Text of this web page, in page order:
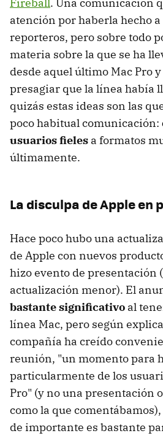
atención por haberla hecho
reporteros, pero sobre todo
materia sobre la que se ha
desde aquel último Mac Pro
presagiar que la línea había
quizás estas ideas son las
poco habitual comunicación:
usuarios fieles a formatos
últimamente.
La disculpa de Apple en
Hace poco hubo una
de Apple con nuevos
hizo evento de presentación
actualización menor). El
bastante significativo al
línea Mac, pero según
compañía ha creído
reunión, "un momento para
particularmente de los
Pro" (y no una presentación
como la que
de importante es bastante